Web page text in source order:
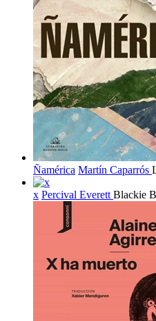
Ñamérica Martín Caparrós
x Percival Everett Blackie